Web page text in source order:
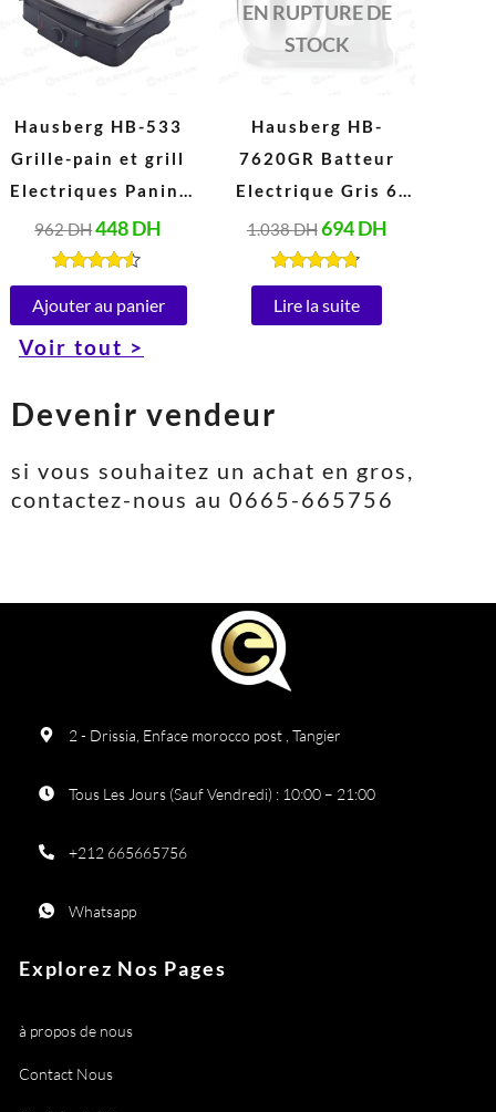
Hausberg HB-533
Grille-pain et grill
Electriques Panini
en acier Inoxydable
Peut ouvrir à 180°
(1850-2200W, 220-
240V)
962DH
962 DH.
448DH
448 DH.
Note
4.40
sur 5
Ajouter au panier
EN RUPTURE DE
STOCK
Hausberg HB-
7620GR Batteur
Electrique Gris 6
Vitesses 5 Litres
(1000W)
1.038DH
1.038 DH.
694DH
694 DH.
Note
4.67
Lire la suite
Voir tout >
Devenir vendeur
si vous souhaitez un achat en gros,
contactez-nous au 0665-665756
2 - Drissia, Enface morocco post , Tangier
Tous Les Jours (Sauf Vendredi) : 10:00 – 21:00
+212 665665756
Whatsapp
Explorez Nos Pages
à propos de nous
Contact Nous